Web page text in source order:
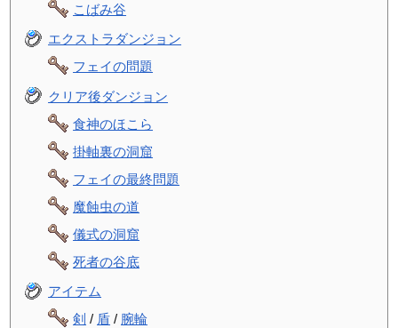
こばみ谷
エクストラダンジョン
フェイの問題
クリア後ダンジョン
食神のほこら
掛軸裏の洞窟
フェイの最終問題
魔蝕虫の道
儀式の洞窟
死者の谷底
アイテム
剣 / 盾 / 腕輪